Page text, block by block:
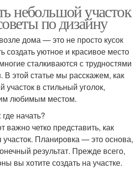
небольшой участок
по дизайну
дома — это не просто кусок
создать уютное и красивое место
сталкиваются с трудностями
этой статье мы расскажем, как
участок в стильный уголок,
любимым местом.
начать?
важно четко представить, как
участок. Планировка — это основа,
результат. Прежде всего,
вы хотите создать на участке.